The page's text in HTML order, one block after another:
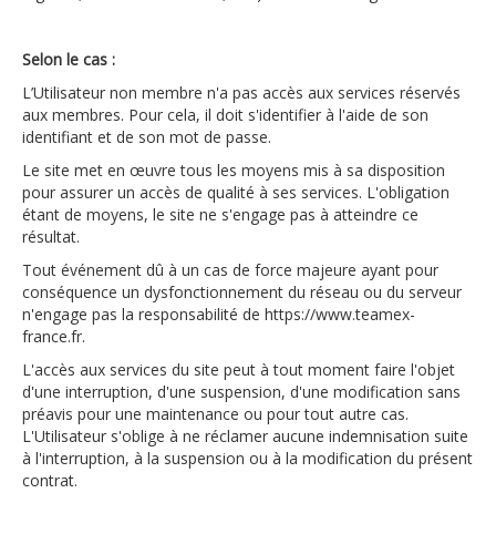
Selon le cas :
L’Utilisateur non membre n'a pas accès aux services réservés
aux membres. Pour cela, il doit s'identifier à l'aide de son
identifiant et de son mot de passe.
Le site met en œuvre tous les moyens mis à sa disposition
pour assurer un accès de qualité à ses services. L'obligation
étant de moyens, le site ne s'engage pas à atteindre ce
résultat.
Tout événement dû à un cas de force majeure ayant pour
conséquence un dysfonctionnement du réseau ou du serveur
n'engage pas la responsabilité de https://www.teamex-
france.fr.
L'accès aux services du site peut à tout moment faire l'objet
d'une interruption, d'une suspension, d'une modification sans
préavis pour une maintenance ou pour tout autre cas.
L'Utilisateur s'oblige à ne réclamer aucune indemnisation suite
à l'interruption, à la suspension ou à la modification du présent
contrat.